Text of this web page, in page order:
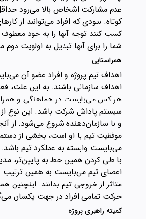
عدم مشارکت اشخاص بالا می‌رود
کوتاه. سودی که افراد می‌توانند از
کسب کنند توجه آنها را به خود معطوف
شما را برای آنها تبدیل به اولویت دوم
همراستایی
اهداف تیم پروژه و افراد عضو آن
اهداف سازمانی باشند. به این علت،
هر کس می‌بایست در هماهنگی و
سیستم پاداش شرکت باشد. این نوع از
و با سازمان‌دهنده شروع می‌شود. از
موفقیت تیم با او است، بخشی از
می‌بایست وابسته به عملکرد تیم باشد.
با طی کردن همین خط به پایین‌تر،
اعضای تیم می‌بایست به همین ترتیب
متاثر از خروجی تیم بدانند. اینچنین
حرکت تمامی افراد در جهت یکسان
کمیته راهبری پروژه